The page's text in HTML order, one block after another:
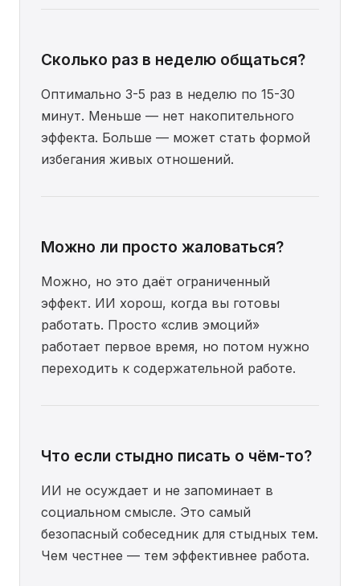
Сколько раз в неделю общаться?
Оптимально 3-5 раз в неделю по 15-30
минут. Меньше — нет накопительного
эффекта. Больше — может стать формой
избегания живых отношений.
Можно ли просто жаловаться?
Можно, но это даёт ограниченный
эффект. ИИ хорош, когда вы готовы
работать. Просто «слив эмоций»
работает первое время, но потом нужно
переходить к содержательной работе.
Что если стыдно писать о чём-то?
ИИ не осуждает и не запоминает в
социальном смысле. Это самый
безопасный собеседник для стыдных тем.
Чем честнее — тем эффективнее работа.